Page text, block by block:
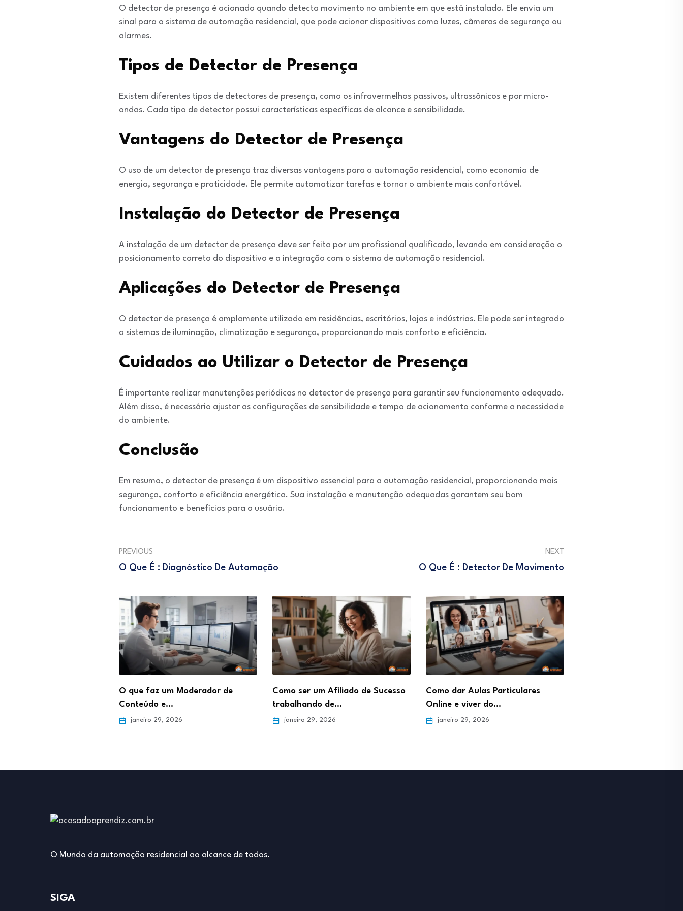
O detector de presença é acionado quando detecta movimento no ambiente em que está instalado. Ele envia um
sinal para o sistema de automação residencial, que pode acionar dispositivos como luzes, câmeras de segurança ou
alarmes.
Tipos de Detector de Presença
Existem diferentes tipos de detectores de presença, como os infravermelhos passivos, ultrassônicos e por micro-
ondas. Cada tipo de detector possui características específicas de alcance e sensibilidade.
Vantagens do Detector de Presença
O uso de um detector de presença traz diversas vantagens para a automação residencial, como economia de
energia, segurança e praticidade. Ele permite automatizar tarefas e tornar o ambiente mais confortável.
Instalação do Detector de Presença
A instalação de um detector de presença deve ser feita por um profissional qualificado, levando em consideração o
posicionamento correto do dispositivo e a integração com o sistema de automação residencial.
Aplicações do Detector de Presença
O detector de presença é amplamente utilizado em residências, escritórios, lojas e indústrias. Ele pode ser integrado
a sistemas de iluminação, climatização e segurança, proporcionando mais conforto e eficiência.
Cuidados ao Utilizar o Detector de Presença
É importante realizar manutenções periódicas no detector de presença para garantir seu funcionamento adequado.
Além disso, é necessário ajustar as configurações de sensibilidade e tempo de acionamento conforme a necessidade
do ambiente.
Conclusão
Em resumo, o detector de presença é um dispositivo essencial para a automação residencial, proporcionando mais
segurança, conforto e eficiência energética. Sua instalação e manutenção adequadas garantem seu bom
funcionamento e benefícios para o usuário.
PREVIOUS
O Que É : Diagnóstico De Automação
NEXT
O Que É : Detector De Movimento
O que faz um Moderador de
Conteúdo e…
janeiro 29, 2026
Como ser um Afiliado de Sucesso
trabalhando de…
janeiro 29, 2026
Como dar Aulas Particulares
Online e viver do…
janeiro 29, 2026
O Mundo da automação residencial ao alcance de todos.
SIGA